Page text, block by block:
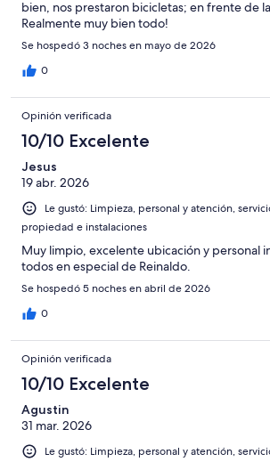
bien, nos prestaron bicicletas; en frente de
Realmente muy bien todo!
Se hospedó 3 noches en mayo de 2026
0
Opinión verificada
10/10 Excelente
Jesus
19 abr. 2026
Le gustó: Limpieza, personal y atención,
propiedad e instalaciones
Muy limpio, excelente ubicación y personal
todos en especial de Reinaldo.
Se hospedó 5 noches en abril de 2026
0
Opinión verificada
10/10 Excelente
Agustin
31 mar. 2026
Le gustó: Limpieza, personal y atención,